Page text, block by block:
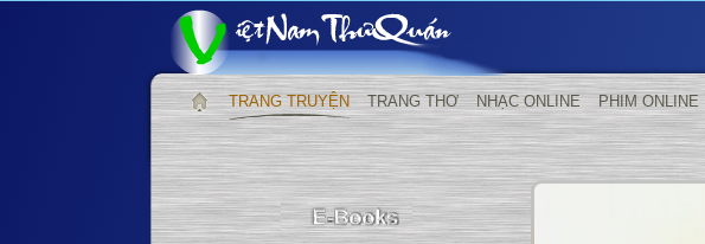
TRANG TRUYỆN TRANG THƠ NHẠC ONLINE PHIM ONLINE